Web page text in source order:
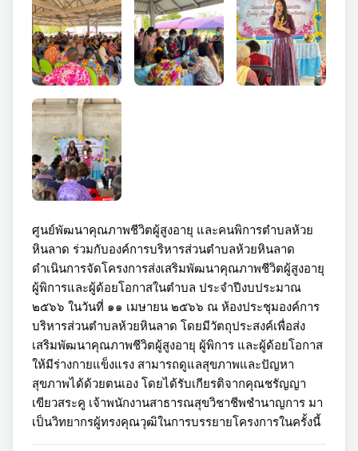
ศูนย์พัฒนาคุณภาพชีวิตผู้สูงอายุ และคนพิการตำบลห้วย
หินลาด ร่วมกับองค์การบริหารส่วนตำบลห้วยหินลาด
ดำเนินการจัดโครงการส่งเสริมพัฒนาคุณภาพชีวิตผู้สูงอายุ
ผู้พิการและผู้ด้อยโอกาสในตำบล ประจำปีงบประมาณ
๒๕๖๖ ในวันที่ ๑๑ เมษายน ๒๕๖๖ ณ ห้องประชุมองค์การ
บริหารส่วนตำบลห้วยหินลาด โดยมีวัตถุประสงค์เพื่อส่ง
เสริมพัฒนาคุณภาพชีวิตผู้สูงอายุ ผู้พิการ และผู้ด้อยโอกาส
ให้มีร่างกายแข็งแรง สามารถดูแลสุขภาพและปัญหา
สุขภาพได้ด้วยตนเอง โดยได้รับเกียรติจากคุณชรัญญา
เขียวสระคู เจ้าพนักงานสาธารณสุขวิชาชีพชำนาญการ มา
เป็นวิทยากรผู้ทรงคุณวุฒิในการบรรยายโครงการในครั้งนี้